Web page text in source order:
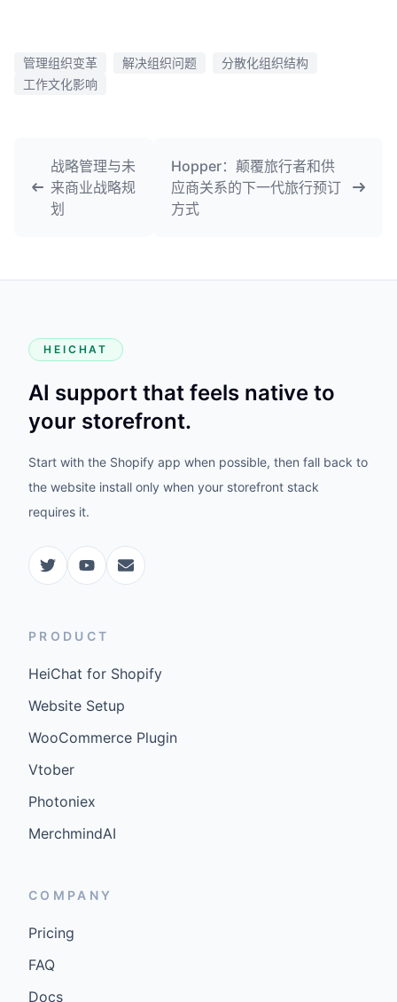
管理组织变革 解决组织问题
分散化组织结构
工作文化影响
战略管理与未
来商业战略规
划
Hopper：颠覆旅行者和供
应商关系的下一代旅行预订
方式
HEICHAT
AI support that feels native to
your storefront.
Start with the Shopify app when possible, then fall back to
the website install only when your storefront stack
requires it.
PRODUCT
HeiChat for Shopify
Website Setup
WooCommerce Plugin
Vtober
Photoniex
MerchmindAI
COMPANY
Pricing
FAQ
Docs